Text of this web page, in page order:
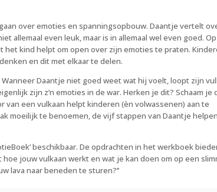
over emoties en spanningsopbouw. Daantje vertelt
allemaal even leuk, maar is in allemaal wel even goed.
kind helpt om open over zijn emoties te praten.
en dit met elkaar te delen.
Daantje niet goed weet wat hij voelt, loopt zijn
zijn z’n emoties in de war. Herken je dit? Schaam je
van een vulkaan helpt kinderen (èn volwassenen) aan te
moeilijk te benoemen, de vijf stappen van Daantje helpen
beschikbaar. De opdrachten in het werkboek
jouw vulkaan werkt en wat je kan doen om op een
lava naar beneden te sturen?’’